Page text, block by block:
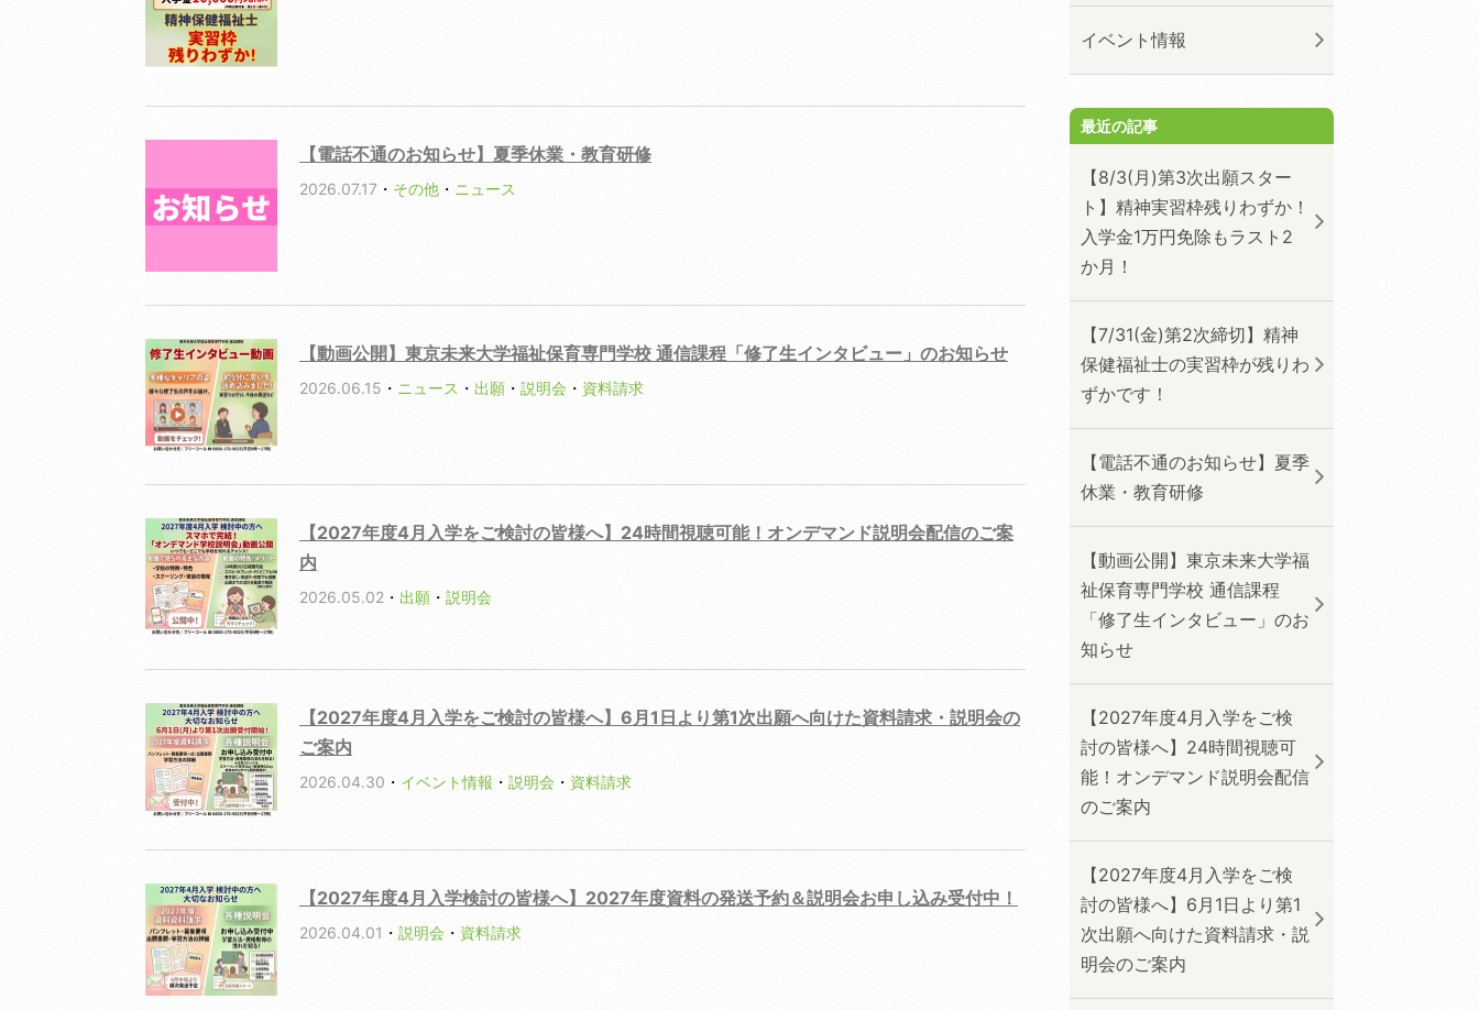
【電話不通のお知らせ】夏季休業・教育研修
2026.07.17 ・ その他 ・ ニュース
【動画公開】東京未来大学福祉保育専門学校 通信課程「修了生インタビュー」のお知らせ
2026.06.15 ・ ニュース ・ 出願 ・ 説明会 ・ 資料請求
【2027年度4月入学をご検討の皆様へ】24時間視聴可能！オンデマンド説明会配信のご案
内
2026.05.02 ・ 出願 ・ 説明会
【2027年度4月入学をご検討の皆様へ】6月1日より第1次出願へ向けた資料請求・説明会の
ご案内
2026.04.30 ・ イベント情報 ・ 説明会 ・ 資料請求
【2027年度4月入学検討の皆様へ】2027年度資料の発送予約＆説明会お申し込み受付中！
2026.04.01 ・ 説明会 ・ 資料請求
イベント情報
最近の記事
【8/3(月)第3次出願スター
ト】精神実習枠残りわずか！
入学金1万円免除もラスト2
か月！
【7/31(金)第2次締切】精神
保健福祉士の実習枠が残りわ
ずかです！
【電話不通のお知らせ】夏季
休業・教育研修
【動画公開】東京未来大学福
祉保育専門学校 通信課程
「修了生インタビュー」のお
知らせ
【2027年度4月入学をご検
討の皆様へ】24時間視聴可
能！オンデマンド説明会配信
のご案内
【2027年度4月入学をご検
討の皆様へ】6月1日より第1
次出願へ向けた資料請求・説
明会のご案内